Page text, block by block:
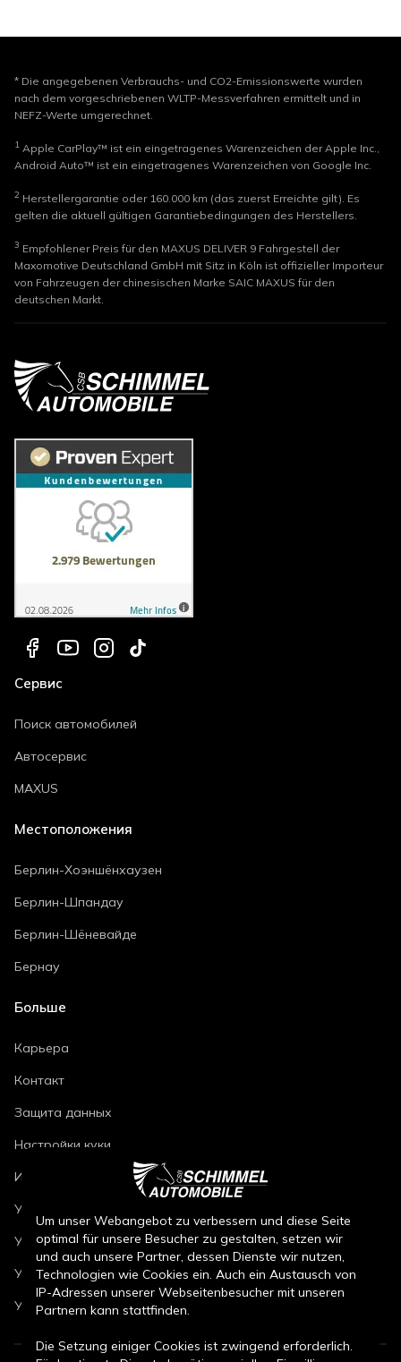
* Die angegebenen Verbrauchs- und CO2-Emissionswerte wurden
nach dem vorgeschriebenen WLTP-Messverfahren ermittelt und in
NEFZ-Werte umgerechnet.
1 Apple CarPlay™ ist ein eingetragenes Warenzeichen der Apple Inc.,
Android Auto™ ist ein eingetragenes Warenzeichen von Google Inc.
2 Herstellergarantie oder 160.000 km (das zuerst Erreichte gilt). Es
gelten die aktuell gültigen Garantiebedingungen des Herstellers.
3 Empfohlener Preis für den MAXUS DELIVER 9 Fahrgestell der
Maxomotive Deutschland GmbH mit Sitz in Köln ist offizieller Importeur
von Fahrzeugen der chinesischen Marke SAIC MAXUS für den
deutschen Markt.
Сервис
Поиск автомобилей
Автосервис
MAXUS
Местоположения
Берлин-Хоэншёнхаузен
Берлин-Шпандау
Берлин-Шёневайде
Бернау
Больше
Карьера
Контакт
Защита данных
Настройки куки
Импринт
Условия ремонта автомобилей
Условия продажи новых автомобилей
Условия продажи подержанных автомобилей
Условия продажи запчастей
Um unser Webangebot zu verbessern und diese Seite
optimal für unsere Besucher zu gestalten, setzen wir
und auch unsere Partner, dessen Dienste wir nutzen,
Technologien wie Cookies ein. Auch ein Austausch von
IP-Adressen unserer Webseitenbesucher mit unseren
Partnern kann stattfinden.
Die Setzung einiger Cookies ist zwingend erforderlich.